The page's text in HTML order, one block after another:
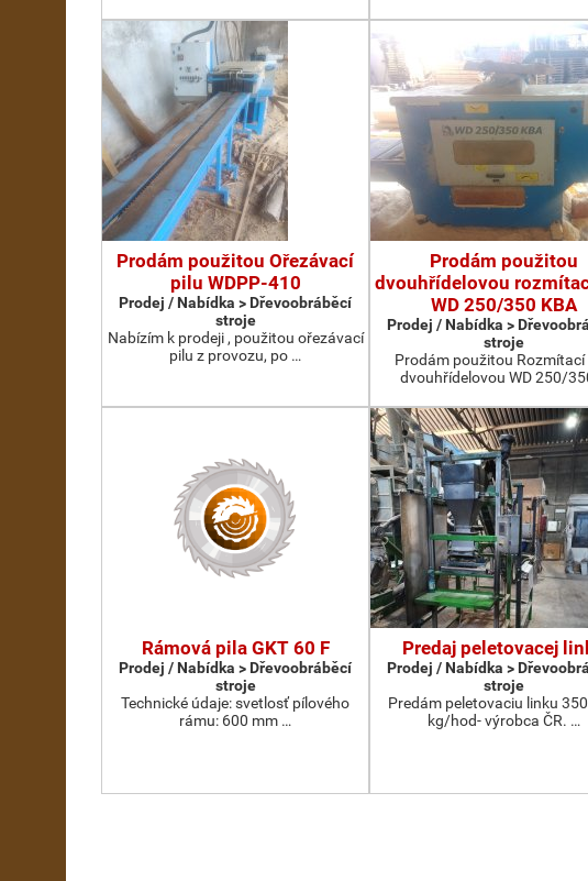
Prodám použitou Ořezávací
pilu WDPP-410
Prodej / Nabídka > Dřevoobráběcí
stroje
Nabízím k prodeji , použitou ořezávací
pilu z provozu, po …
Prodám použitou
dvouhřídelovou
WD 250/350 KBA
Prodej / Nabídka >
stroje
Prodám použitou Rozmítací
dvouhřídelovou WD 250/
Rámová pila GKT 60 F
Prodej / Nabídka > Dřevoobráběcí
stroje
Technické údaje: svetlosť pílového
rámu: 600 mm …
Predaj peletovacej
Prodej / Nabídka >
stroje
Predám peletovaciu linku
kg/hod- výrobca ČR. …